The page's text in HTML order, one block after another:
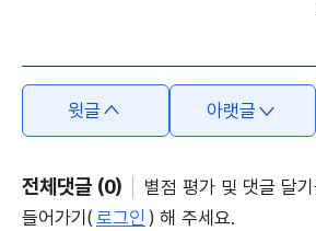
윗글 아랫글
전체댓글 (0)
별점 평가 및 댓글 달
들어가기( 로그인 ) 해 주세요.